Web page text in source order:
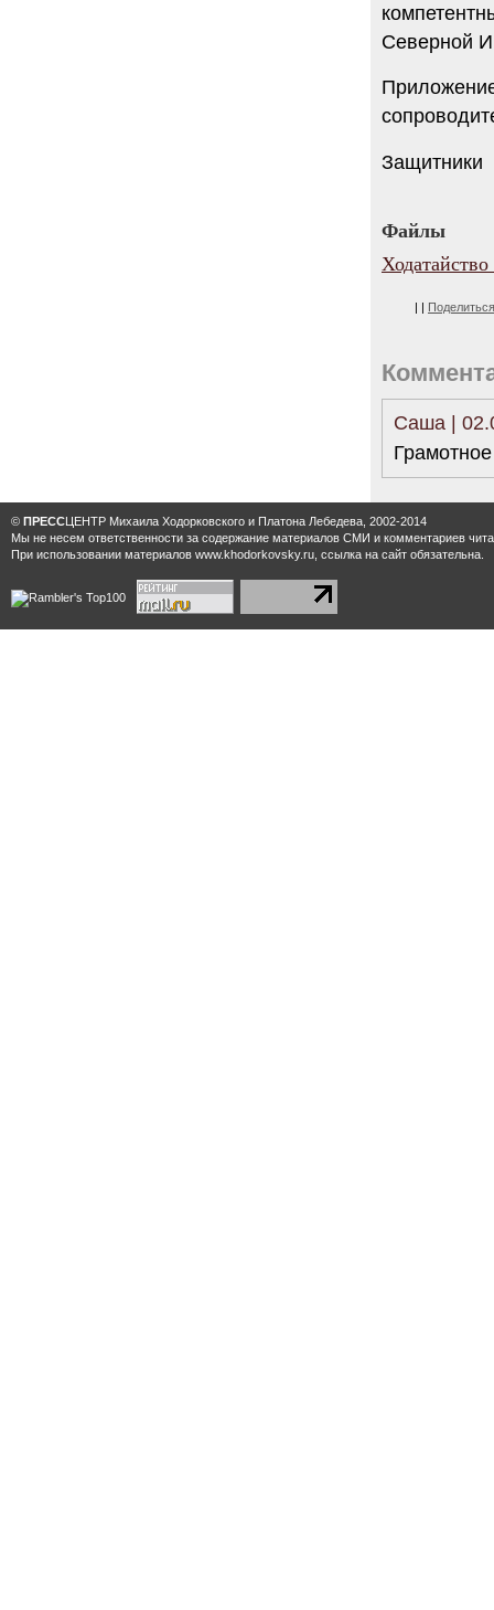
Северной
Защитники
Файлы
| | Поделиться
Саша |
© ПРЕССЦЕНТР Михаила Ходорковского и Платона Лебедева, 2002-2014
Мы не несем ответственности за содержание материалов CМИ и комментариев
При использовании материалов www.khodorkovsky.ru, ссылка на сайт обязательна.